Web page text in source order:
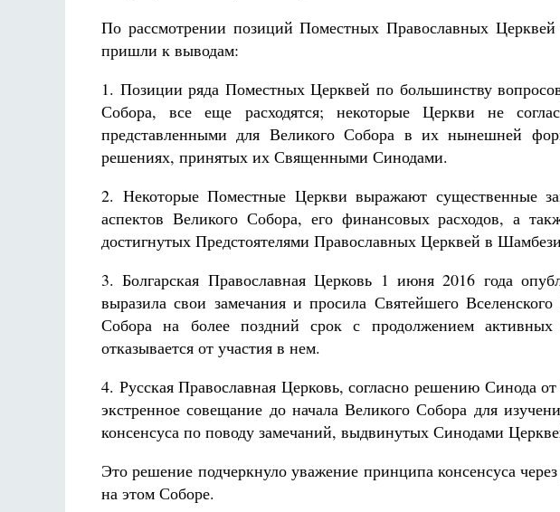
По рассмотрении позиций Поместных Православных
пришли к выводам:
1. Позиции ряда Поместных Церквей по большинству
Собора, все еще расходятся; некоторые Церкви не
представленными для Великого Собора в их нынешней
решениях, принятых их Священными Синодами.
2. Некоторые Поместные Церкви выражают существенные
аспектов Великого Собора, его финансовых расходов, а
достигнутых Предстоятелями Православных Церквей в
3. Болгарская Православная Церковь 1 июня 2016 года
выразила свои замечания и просила Святейшего
Собора на более поздний срок с продолжением активных
отказывается от участия в нем.
4. Русская Православная Церковь, согласно решению Синода
экстренное совещание до начала Великого Собора для
консенсуса по поводу замечаний, выдвинутых Синодами
Это решение подчеркнуло уважение принципа консенсуса
на этом Соборе.